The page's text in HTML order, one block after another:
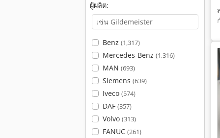
ผู้ผลิต:
Benz (1,317)
Mercedes-Benz (1,316)
MAN (693)
Siemens (639)
Iveco (574)
DAF (357)
Volvo (313)
FANUC (261)